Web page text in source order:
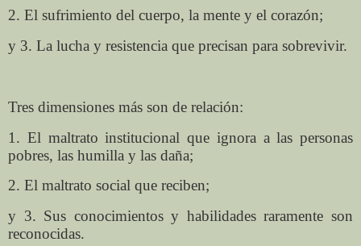
2. El sufrimiento del cuerpo, la mente y el corazón;
y 3. La lucha y resistencia que precisan para sobrevivir.
Tres dimensiones más son de relación:
1. El maltrato institucional que ignora a las personas
pobres, las humilla y las daña;
2. El maltrato social que reciben;
y 3. Sus conocimientos y habilidades raramente son
reconocidas.